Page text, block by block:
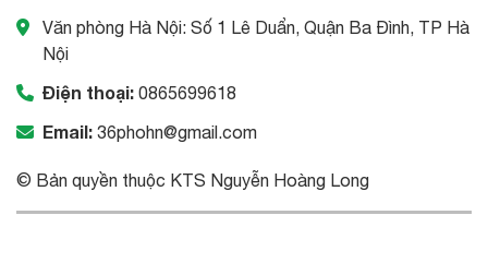
Văn phòng Hà Nội: Số 1 Lê Duẩn, Quận Ba Đình, TP Hà
Nội
Điện thoại: 0865699618
Email: 36phohn@gmail.com
© Bản quyền thuộc KTS Nguyễn Hoàng Long